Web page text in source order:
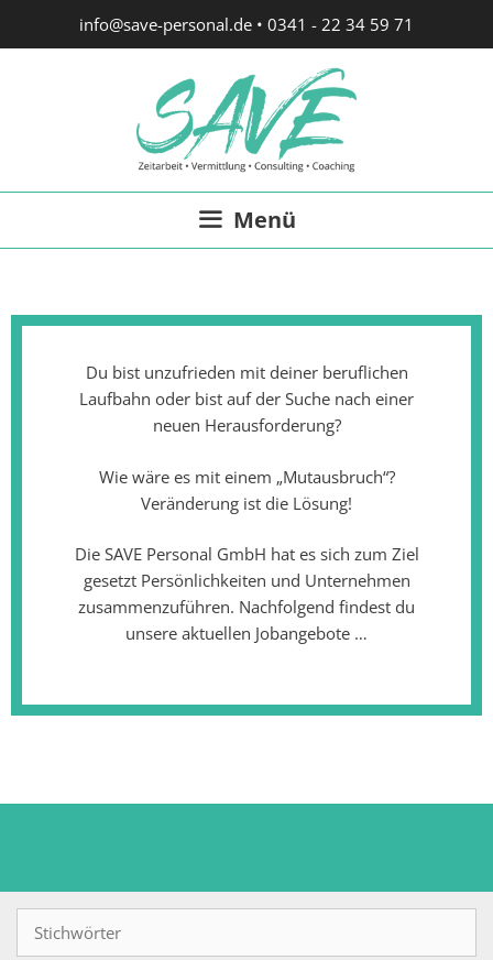
info@save-personal.de • 0341 - 22 34 59 71
Menü
Du bist unzufrieden mit deiner beruflichen
Laufbahn oder bist auf der Suche nach einer
neuen Herausforderung?
Wie wäre es mit einem „Mutausbruch“?
Veränderung ist die Lösung!
Die SAVE Personal GmbH hat es sich zum Ziel
gesetzt Persönlichkeiten und Unternehmen
zusammenzuführen. Nachfolgend findest du
unsere aktuellen Jobangebote …